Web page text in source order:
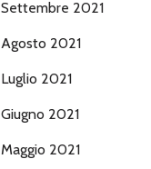
Settembre 2021
Agosto 2021
Luglio 2021
Giugno 2021
Maggio 2021